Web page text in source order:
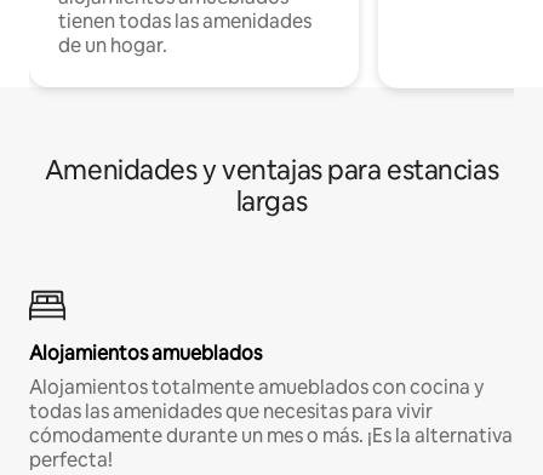
tienen todas las amenidades
de un hogar.
Amenidades y ventajas para estancias
largas
Alojamientos amueblados
Alojamientos totalmente amueblados con cocina y
todas las amenidades que necesitas para vivir
cómodamente durante un mes o más. ¡Es la alternativa
perfecta!